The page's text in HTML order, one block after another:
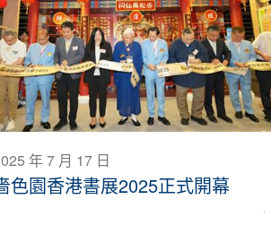
年 7 月 17 日
色園香港書展2025正式開幕